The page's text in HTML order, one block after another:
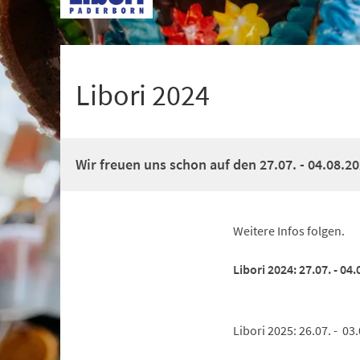
+
1
Libori 2024
Wir freuen uns schon auf den 27.07. -
Weitere Infos folgen.
Libori 2024: 27.07. -
Libori 2025: 26.07. -